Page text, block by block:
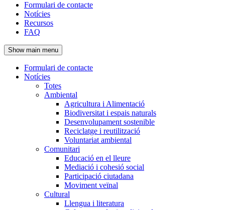
Navegació
principal
de
l'encapçalament
Formulari de contacte
Notícies
Recursos
FAQ
Show main menu
Navegació
principal
Formulari de contacte
Notícies
Totes
Ambiental
Agricultura i Alimentació
Biodiversitat i espais naturals
Desenvolupament sostenible
Reciclatge i reutilització
Voluntariat ambiental
Comunitari
Educació en el lleure
Mediació i cohesió social
Participació ciutadana
Moviment veïnal
Cultural
Llengua i literatura